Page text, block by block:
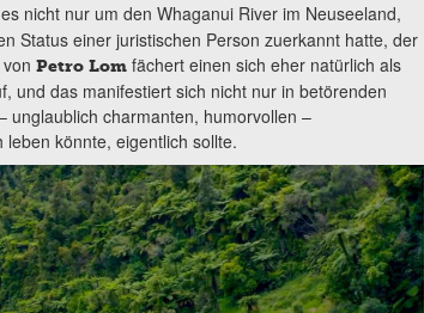
nicht nur um den Whaganui River im Neuseeland,
Status einer juristischen Person zuerkannt hatte, der
Petro Lomfächert einen sich eher natürlich als
und das manifestiert sich nicht nur in betörenden
unglaublich charmanten, humorvollen –
könnte, eigentlich sollte.